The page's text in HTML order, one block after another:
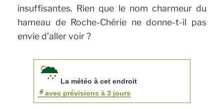
insuffisantes. Rien que le nom charmeur du
hameau de Roche-Chérie ne donne-t-il pas
envie d’aller voir ?
La météo à cet endroit
avec prévisions à 3 jours